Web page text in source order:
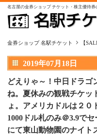
名古屋の金券ショップ チケット・株主優待券
金券ショップ 名駅チケット 【
2019年07月18日
どえりゃ～！中日ドラゴ
ね。夏休みの観戦チケッ
ょ。アメリカドルは２０
1000ドル札のみ＠3.9で
にて東山動物園のナイト